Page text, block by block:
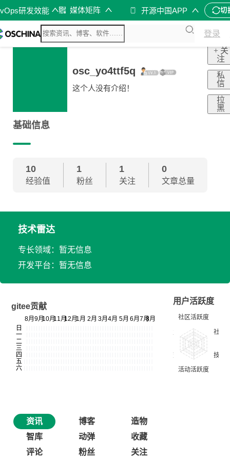
研发效能 媒体矩阵 开源中国APP 切
登录
osc_yo4ttf5q
这个人没有介绍！
+ 关
注
私
信
拉
黑
基础信息
10
经验值
1
粉丝
1
关注
0
文章总量
技术雷达
专长领域：暂无信息
开发平台：暂无信息
gitee贡献
用户活跃度
资讯 博客
造物
智库
动弹
收藏
评论
粉丝 关注